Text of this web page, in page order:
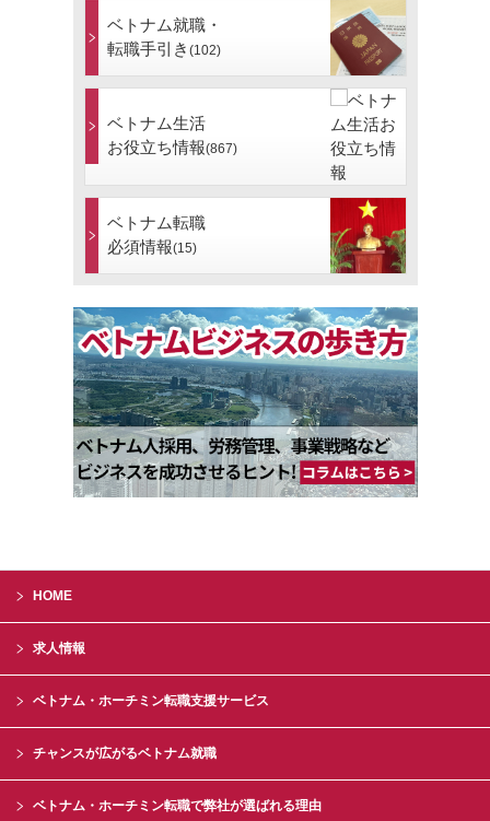
ベトナム就職・
転職手引き (102)
ベトナム生活
お役立ち情報(867)
ベトナム転職
必須情報(15)
HOME
求人情報
ベトナム・ホーチミン転職支援サービス
チャンスが広がるベトナム就職
ベトナム・ホーチミン転職で弊社が選ばれる理由